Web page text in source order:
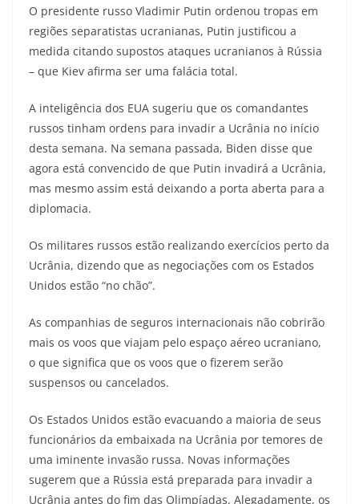
O presidente russo Vladimir Putin ordenou tropas em
regiões separatistas ucranianas, Putin justificou a
medida citando supostos ataques ucranianos à Rússia
– que Kiev afirma ser uma falácia total.
A inteligência dos EUA sugeriu que os comandantes
russos tinham ordens para invadir a Ucrânia no início
desta semana. Na semana passada, Biden disse que
agora está convencido de que Putin invadirá a Ucrânia,
mas mesmo assim está deixando a porta aberta para a
diplomacia.
Os militares russos estão realizando exercícios perto da
Ucrânia, dizendo que as negociações com os Estados
Unidos estão “no chão”.
As companhias de seguros internacionais não cobrirão
mais os voos que viajam pelo espaço aéreo ucraniano,
o que significa que os voos que o fizerem serão
suspensos ou cancelados.
Os Estados Unidos estão evacuando a maioria de seus
funcionários da embaixada na Ucrânia por temores de
uma iminente invasão russa. Novas informações
sugerem que a Rússia está preparada para invadir a
Ucrânia antes do fim das Olimpíadas. Alegadamente, os